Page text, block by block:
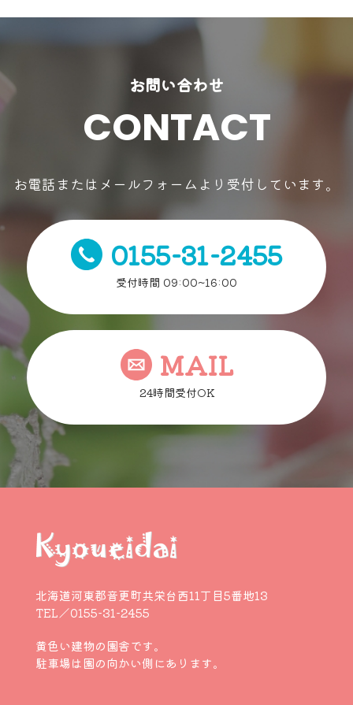
お問い合わせ
CONTACT
お電話またはメールフォームより受付しています。
0155-31-2455
受付時間 09:00~16:00
MAIL
24時間受付OK
北海道河東郡音更町共栄台西11丁目5番地13
TEL／0155-31-2455
黄色い建物の園舎です。
駐車場は園の向かい側にあります。